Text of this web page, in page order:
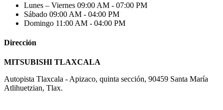
Lunes – Viernes 09:00 AM - 07:00 PM
Sábado 09:00 AM - 04:00 PM
Domingo 11:00 AM - 04:00 PM
Dirección
MITSUBISHI TLAXCALA
Autopista Tlaxcala - Apizaco, quinta sección, 90459 Santa María
Atlihuetzian, Tlax.